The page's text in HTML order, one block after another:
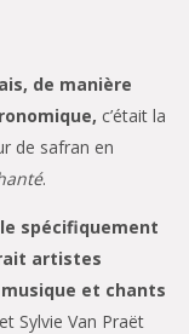
de manière
c’était la
de safran en
.
spécifiquement
artistes
et chants
Sylvie Van Praët